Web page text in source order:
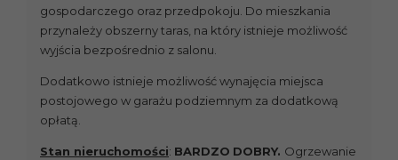
gospodarczego oraz przedpokoju. Do mieszkania
przynależy obszerny taras, na który istnieje możliwość
wyjścia bezpośrednio z salonu.
Dodatkowo istnieje możliwość wynajęcia miejsca
postojowego w garażu podziemnym za dodatkową
opłatą.
Stan nieruchomości: BARDZO DOBRY. Ogrzewanie